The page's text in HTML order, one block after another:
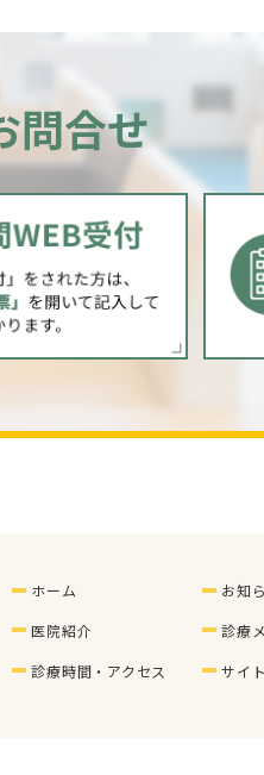
問合せ
ホーム
医院紹介
診療時間・アクセス
お知
診療
サイ